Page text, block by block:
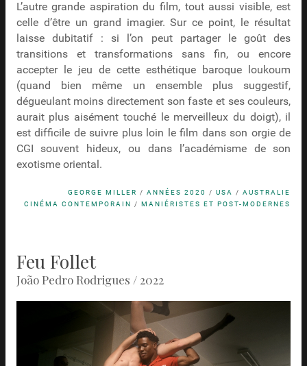
L’autre grande aspiration du film, tout aussi visible, est
celle d’être un grand imagier. Sur ce point, le résultat
laisse dubitatif : si l’on peut partager le goût des
transitions et transformations sans fin, ou encore
accepter le jeu de cette esthétique baroque loukoum
(quand bien même un ensemble plus suggestif,
dégueulant moins directement son faste et ses couleurs,
aurait plus aisément touché le merveilleux du doigt), il
est difficile de suivre plus loin le film dans son orgie de
CGI souvent hideux, ou dans l’académisme de son
exotisme oriental.
GEORGE MILLER /ANNÉES 2020 /USA /AUSTRALIE
CINÉMA CONTEMPORAIN /MANIÉRISTES ET POST-MODERNES
Feu Follet
João Pedro Rodrigues / 2022